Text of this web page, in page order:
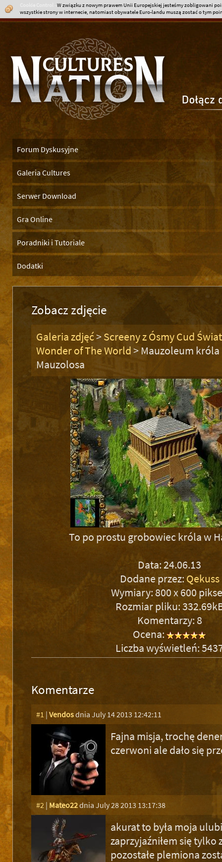
Forum Dyskusyjne
Galeria Cultures
Serwer Download
Gra Online
Poradniki i Tutoriale
Dodatki
W związku z nowym prawem Unii Europejskiej jesteśmy zobligowani
wszystkie strony w internecie, natomiast obywatele Euro-landu muszą zostać o tym
Zobacz zdjęcie
Galeria zdjęć>Screeny z Ósmy Cud
Wonder of The World> Mauzoleum króla
Mauzolosa
To po prostu grobowiec króla w
Data: 24.06.13
Dodane przez: Qekuss
Wymiary: 800 x 600
Rozmiar pliku:
Komentarzy: 8
Ocena:
Liczba wyświetleń:
Komentarze
#1 | Vendosdnia July 14 2013 12:42:11
Fajna misja, trochę
czerwoni ale dało się
#2 | Mateo22dnia July 28 2013 13:17:38
akurat to była moja
zaprzyjaźniłem się tylko
pozostałe plemiona